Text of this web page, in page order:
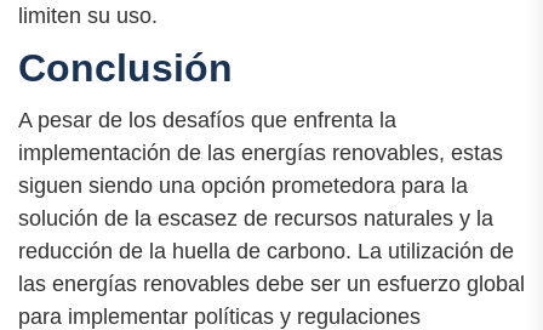
limiten su uso.
Conclusión
A pesar de los desafíos que enfrenta la
implementación de las energías renovables, estas
siguen siendo una opción prometedora para la
solución de la escasez de recursos naturales y la
reducción de la huella de carbono. La utilización de
las energías renovables debe ser un esfuerzo global
para implementar políticas y regulaciones